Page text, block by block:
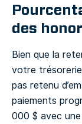
des
Bien que la
votre
pas retenu
paiements
000 $ avec